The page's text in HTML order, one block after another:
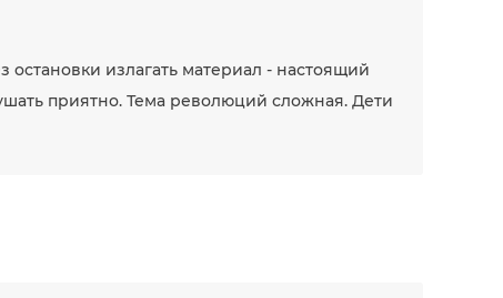
остановки излагать материал - настоящий
приятно. Тема революций сложная. Дети